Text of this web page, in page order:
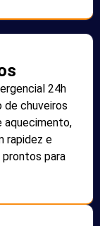
24h
de chuveiros
aquecimento,
rapidez e
para